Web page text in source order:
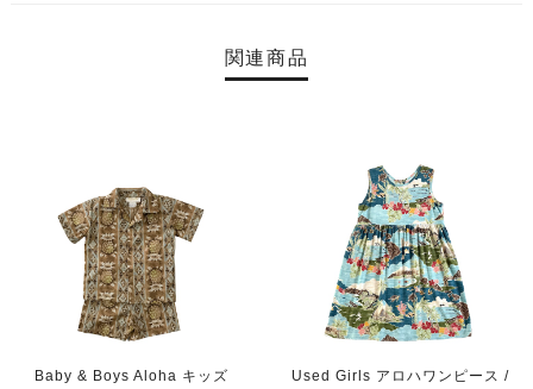
関連商品
Baby & Boys Aloha キッズ
Used Girls アロハワンピース /